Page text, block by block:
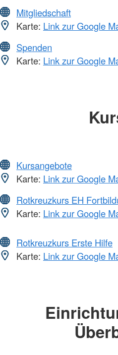
Mitgliedschaft
Karte: Link zur Google
Spenden
Karte: Link zur Google
Kursangebote
Karte: Link zur Google
Rotkreuzkurs EH
Karte: Link zur Google
Rotkreuzkurs Erste Hilfe
Karte: Link zur Google